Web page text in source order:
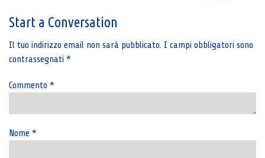
Start a Conversation
Il tuo indirizzo email non sarà pubblicato. I campi obbligatori sono
contrassegnati *
Commento *
Nome *